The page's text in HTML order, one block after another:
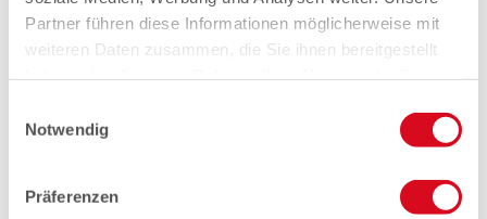
Partner führen diese Informationen möglicherweise mit
weiteren Daten zusammen, die Sie ihnen bereitgestellt
Notwendig
Präferenzen